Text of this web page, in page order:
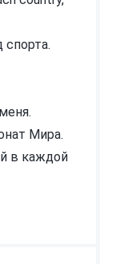
Мира.
в каждой